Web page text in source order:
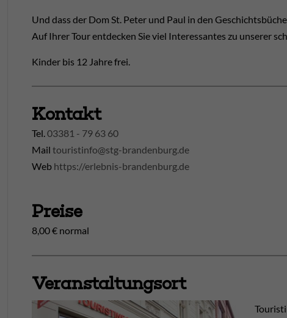
Und dass der Dom St. Peter und Paul in den
Auf Ihrer Tour entdecken Sie viel Interessantes zu unserer
Kinder bis 12 Jahre frei.
Kontakt
Tel. 03381 - 79 63 60
Mail touristinfo@stg-brandenburg.de
Web https://erlebnis-brandenburg.de
Preise
8,00 € normal
Veranstaltungsort